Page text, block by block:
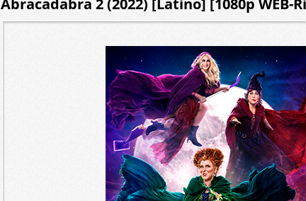
Abracadabra 2 (2022) [Latino] [1080p WEB-